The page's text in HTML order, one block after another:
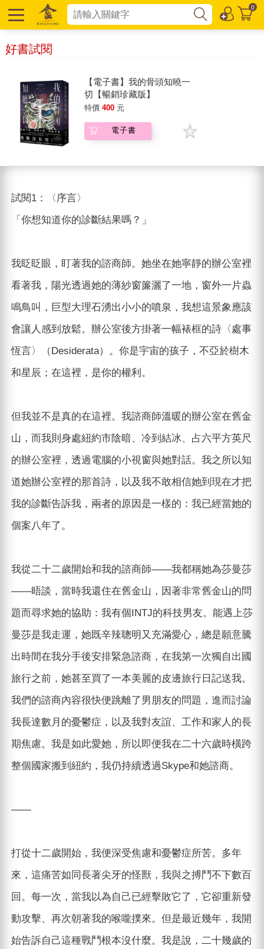
0
好書試閱
【電子書】我的骨頭知曉一
切【暢銷珍藏版】
特價 400 元
電子書
試閱1：〈序言〉
「你想知道你的診斷結果嗎？」
我眨眨眼，盯著我的諮商師。她坐在她寧靜的辦公室裡
看著我，陽光透過她的薄紗窗簾灑了一地，窗外一片蟲
鳴鳥叫，巨型大理石湧出小小的噴泉，我想這景象應該
會讓人感到放鬆。辦公室後方掛著一幅裱框的詩〈處事
恆言〉（Desiderata）。你是宇宙的孩子，不亞於樹木
和星辰；在這裡，是你的權利。
但我並不是真的在這裡。我諮商師溫暖的辦公室在舊金
山，而我則身處紐約市陰暗、冷到結冰、占六平方英尺
的辦公室裡，透過電腦的小視窗與她對話。我之所以知
道她辦公室裡的那首詩，以及我不敢相信她到現在才把
我的診斷告訴我，兩者的原因是一樣的：我已經當她的
個案八年了。
我從二十二歲開始和我的諮商師——我都稱她為莎曼莎
——晤談，當時我還住在舊金山，因著非常舊金山的問
題而尋求她的協助：我有個INTJ的科技男友。能遇上莎
曼莎是我走運，她既辛辣聰明又充滿愛心，總是願意騰
出時間在我分手後安排緊急諮商，在我第一次獨自出國
旅行之前，她甚至買了一本美麗的皮邊旅行日記送我。
我們的諮商內容很快便跳離了男朋友的問題，進而討論
我長達數月的憂鬱症，以及我對友誼、工作和家人的長
期焦慮。我是如此愛她，所以即便我在二十六歲時橫跨
整個國家搬到紐約，我仍持續透過Skype和她諮商。
——
打從十二歲開始，我便深受焦慮和憂鬱症所苦。多年
來，這痛苦如同長著尖牙的怪獸，我與之搏鬥不下數百
回。每一次，當我以為自己已經擊敗它了，它卻重新發
動攻擊、再次朝著我的喉嚨撲來。但是最近幾年，我開
始告訴自己這種戰鬥根本沒什麼。我是說，二十幾歲的